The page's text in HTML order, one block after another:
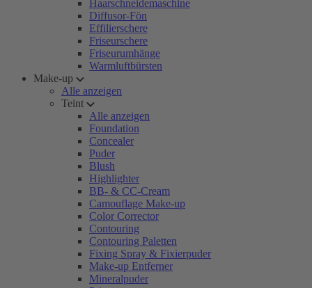
Haarschneidemaschine
Diffusor-Fön
Effilierschere
Friseurschere
Friseurumhänge
Warmluftbürsten
Make-up
Alle anzeigen
Teint
Alle anzeigen
Foundation
Concealer
Puder
Blush
Highlighter
BB- & CC-Cream
Camouflage Make-up
Color Corrector
Contouring
Contouring Paletten
Fixing Spray & Fixierpuder
Make-up Entferner
Mineralpuder